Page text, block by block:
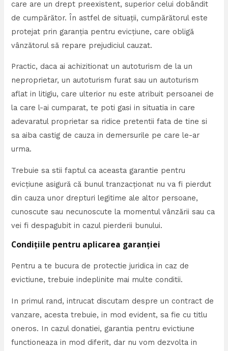
care are un drept preexistent, superior celui dobândit
de cumpărător. În astfel de situații, cumpărătorul este
protejat prin garanția pentru evicțiune, care obligă
vânzătorul să repare prejudiciul cauzat.
Practic, daca ai achizitionat un autoturism de la un
neproprietar, un autoturism furat sau un autoturism
aflat in litigiu, care ulterior nu este atribuit persoanei de
la care l-ai cumparat, te poti gasi in situatia in care
adevaratul proprietar sa ridice pretentii fata de tine si
sa aiba castig de cauza in demersurile pe care le-ar
urma.
Trebuie sa stii faptul ca aceasta garantie pentru
evicțiune asigură că bunul tranzacționat nu va fi pierdut
din cauza unor drepturi legitime ale altor persoane,
cunoscute sau necunoscute la momentul vânzării sau ca
vei fi despagubit in cazul pierderii bunului.
Condițiile pentru aplicarea garanției
Pentru a te bucura de protectie juridica in caz de
evictiune, trebuie indeplinite mai multe conditii.
In primul rand, intrucat discutam despre un contract de
vanzare, acesta trebuie, in mod evident, sa fie cu titlu
oneros. In cazul donatiei, garantia pentru evictiune
functioneaza in mod diferit, dar nu vom dezvolta in